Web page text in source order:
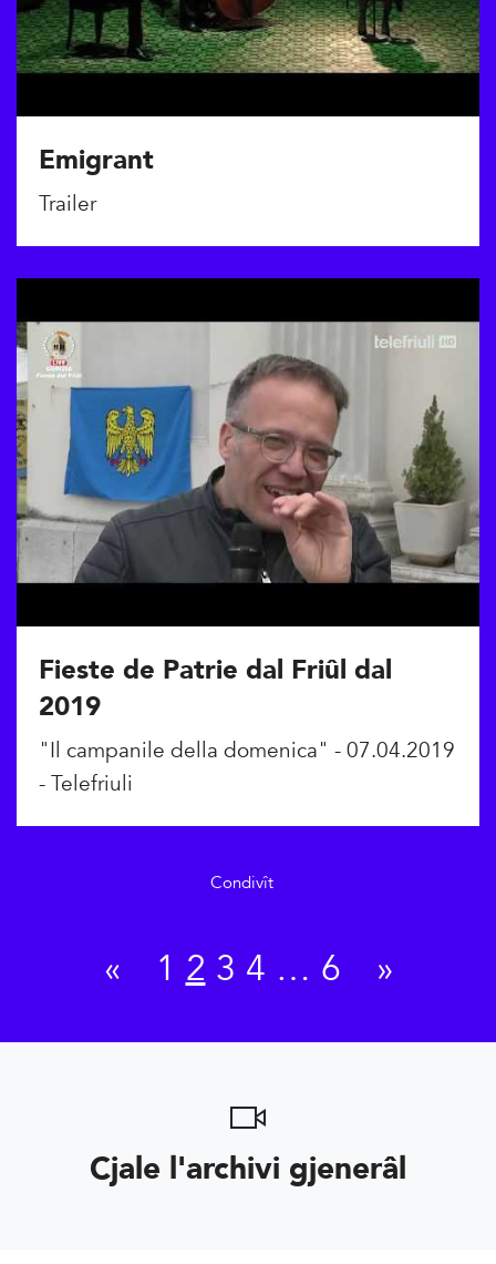
Emigrant
Trailer
Fieste de Patrie dal Friûl dal
2019
"Il campanile della domenica" - 07.04.2019
- Telefriuli
Condivît
« 1 2 3 4 … 6 »
Cjale l'archivi gjenerâl